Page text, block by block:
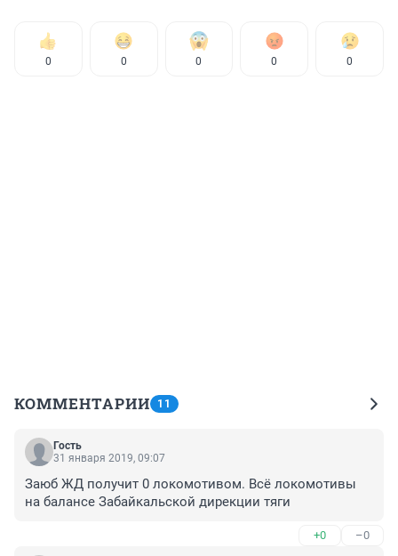
0 0 0 0 0
КОММЕНТАРИИ 11
Гость
31 января 2019, 09:07
Заюб ЖД получит 0 локомотивом. Всё локомотивы
на балансе Забайкальской дирекции тяги
+0 –0